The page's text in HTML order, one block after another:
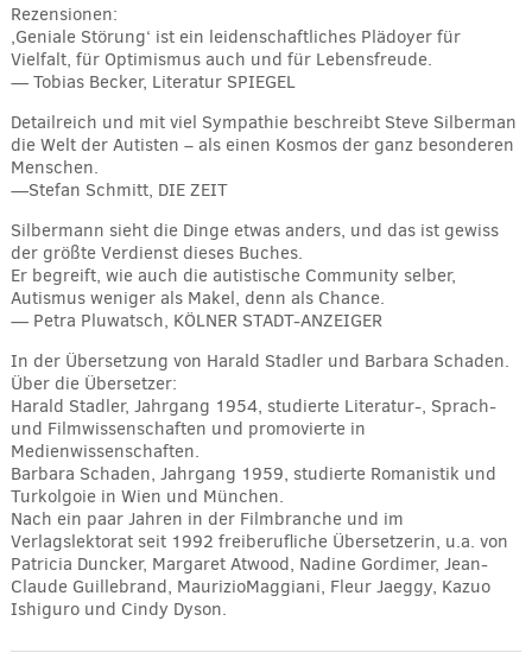
Rezensionen:
‚Geniale Störung‘ ist ein leidenschaftliches Plädoyer für
Vielfalt, für Optimismus auch und für Lebensfreude.
— Tobias Becker, Literatur SPIEGEL
Detailreich und mit viel Sympathie beschreibt Steve Silberman
die Welt der Autisten – als einen Kosmos der ganz besonderen
Menschen.
—Stefan Schmitt, DIE ZEIT
Silbermann sieht die Dinge etwas anders, und das ist gewiss
der größte Verdienst dieses Buches.
Er begreift, wie auch die autistische Community selber,
Autismus weniger als Makel, denn als Chance.
— Petra Pluwatsch, KÖLNER STADT-ANZEIGER
In der Übersetzung von Harald Stadler und Barbara Schaden.
Über die Übersetzer:
Harald Stadler, Jahrgang 1954, studierte Literatur-, Sprach-
und Filmwissenschaften und promovierte in
Medienwissenschaften.
Barbara Schaden, Jahrgang 1959, studierte Romanistik und
Turkolgoie in Wien und München.
Nach ein paar Jahren in der Filmbranche und im
Verlagslektorat seit 1992 freiberufliche Übersetzerin, u.a. von
Patricia Duncker, Margaret Atwood, Nadine Gordimer, Jean-
Claude Guillebrand, MaurizioMaggiani, Fleur Jaeggy, Kazuo
Ishiguro und Cindy Dyson.